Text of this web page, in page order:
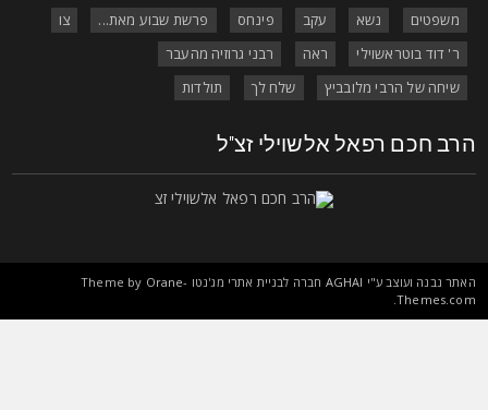
משפטים
נשא עקב פינחס פרשת שבוע מאת...
ר' דוד בוטראשוילי
ראה
רבני גרוזיה מהעבר
שיחה של הרבי מלובביץ
שלח לך תולדות
חכם רפאל אלשוילי זצ"ל
נבנה ועוצב ע"יAGHAIחברה לבניית אתרי מג'נטו Theme byOrane-
.